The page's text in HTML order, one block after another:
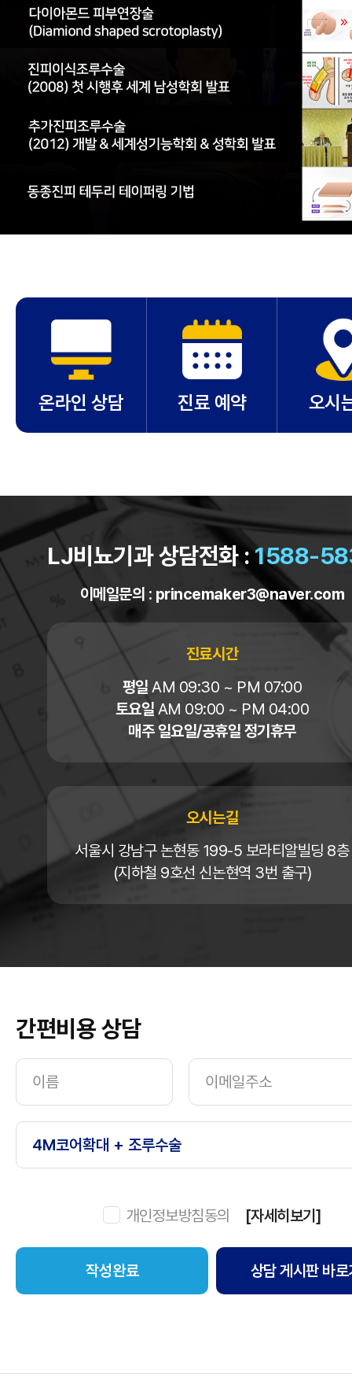
온라인 상담 진료 예약 오시
LJ비뇨기과 상담전화 :1588-
이메일문의 : princemaker3@naver.com
진료시간
평일 AM 09:30 ~ PM 07:00
토요일 AM 09:00 ~ PM 04:00
매주 일요일/공휴일 정기휴무
오시는길
서울시 강남구 논현동 199-5 보라티알빌딩 8층
(지하철 9호선 신논현역 3번 출구)
간편비용 상담
개인정보방침동의 [자세히보기]
상담 게시판 바